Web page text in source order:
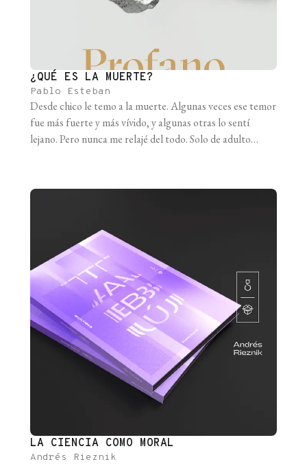
¿QUÉ ES LA MUERTE?
Pablo Esteban
Desde chico le temo a la muerte. Algunas veces ese temor
fue más fuerte y más vívido, y algunas otras lo sentí
lejano. Pero nunca me relajé del todo. Solo de adulto
[...]
LA CIENCIA COMO MORAL
Andrés Rieznik